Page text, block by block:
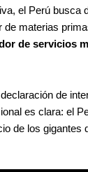
el Perú busca
de materias
de servicios
de
es clara: el
de los gigantes